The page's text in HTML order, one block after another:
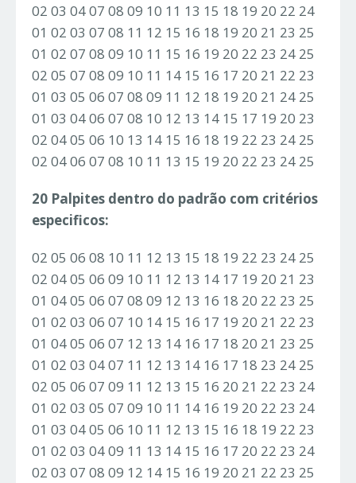
02 03 04 07 08 09 10 11 13 15 18 19 20 22 24
01 02 03 07 08 11 12 15 16 18 19 20 21 23 25
01 02 07 08 09 10 11 15 16 19 20 22 23 24 25
02 05 07 08 09 10 11 14 15 16 17 20 21 22 23
01 03 05 06 07 08 09 11 12 18 19 20 21 24 25
01 03 04 06 07 08 10 12 13 14 15 17 19 20 23
02 04 05 06 10 13 14 15 16 18 19 22 23 24 25
02 04 06 07 08 10 11 13 15 19 20 22 23 24 25
20 Palpites dentro do padrão com critérios
especificos:
02 05 06 08 10 11 12 13 15 18 19 22 23 24 25
02 04 05 06 09 10 11 12 13 14 17 19 20 21 23
01 04 05 06 07 08 09 12 13 16 18 20 22 23 25
01 02 03 06 07 10 14 15 16 17 19 20 21 22 23
01 04 05 06 07 12 13 14 16 17 18 20 21 23 25
01 02 03 04 07 11 12 13 14 16 17 18 23 24 25
02 05 06 07 09 11 12 13 15 16 20 21 22 23 24
01 02 03 05 07 09 10 11 14 16 19 20 22 23 24
01 03 04 05 06 10 11 12 13 15 16 18 19 22 23
01 02 03 04 09 11 13 14 15 16 17 20 22 23 24
02 03 07 08 09 12 14 15 16 19 20 21 22 23 25